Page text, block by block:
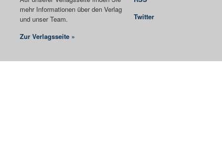
mehr Informationen über den Verlag
und unser Team.
Zur Verlagsseite »
Twitter